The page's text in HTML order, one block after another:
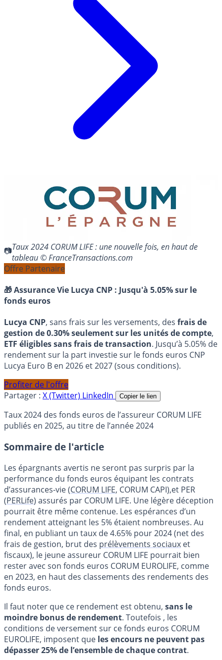
Taux 2024 CORUM LIFE : une nouvelle fois, en haut de
tableau © FranceTransactions.com
Offre Partenaire
🎁 Assurance Vie Lucya CNP : Jusqu'à 5.05% sur le
fonds euros
Lucya CNP, sans frais sur les versements, des frais de
gestion de 0.30% seulement sur les unités de compte,
ETF éligibles sans frais de transaction. Jusqu’à 5.05% de
rendement sur la part investie sur le fonds euros CNP
Lucya Euro B en 2026 et 2027 (sous conditions).
Profiter de l'offre
Partager : X (Twitter) LinkedIn Copier le lien
Taux 2024 des fonds euros de l’assureur CORUM LIFE
publiés en 2025, au titre de l’année 2024
Sommaire de l'article
Les épargnants avertis ne seront pas surpris par la
performance du fonds euros équipant les contrats
d’assurances-vie (CORUM LIFE, CORUM CAPI),et PER
(PERLife) assurés par CORUM LIFE. Une légère déception
pourrait être même contenue. Les espérances d’un
rendement atteignant les 5% étaient nombreuses. Au
final, en publiant un taux de 4.65% pour 2024 (net des
frais de gestion, brut des prélèvements sociaux et
fiscaux), le jeune assureur CORUM LIFE pourrait bien
rester avec son fonds euros CORUM EUROLIFE, comme
en 2023, en haut des classements des rendements des
fonds euros.
Il faut noter que ce rendement est obtenu, sans le
moindre bonus de rendement. Toutefois , les
conditions de versement sur ce fonds euros CORUM
EUROLIFE, imposent que les encours ne peuvent pas
dépasser 25% de l’ensemble de chaque contrat.